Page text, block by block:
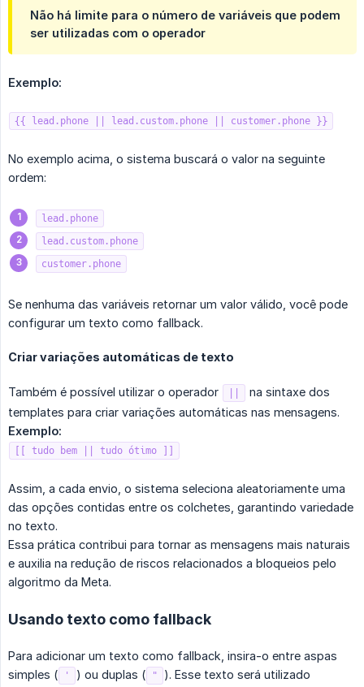
Não há limite para o número de variáveis que podem
ser utilizadas com o operador
Exemplo:
{{ lead.phone || lead.custom.phone || customer.phone }}
No exemplo acima, o sistema buscará o valor na seguinte
ordem:
lead.phone
lead.custom.phone
customer.phone
Se nenhuma das variáveis retornar um valor válido, você pode
configurar um texto como fallback.
Criar variações automáticas de texto
Também é possível utilizar o operador
na sintaxe dos
templates para criar variações automáticas nas mensagens.
Exemplo:
[[ tudo bem || tudo ótimo ]]
Assim, a cada envio, o sistema seleciona aleatoriamente uma
das opções contidas entre os colchetes, garantindo variedade
no texto.
Essa prática contribui para tornar as mensagens mais naturais
e auxilia na redução de riscos relacionados a bloqueios pelo
algoritmo da Meta.
Usando texto como fallback
Para adicionar um texto como fallback, insira-o entre aspas
simples (
' ) ou duplas ( "
). Esse texto será utilizado